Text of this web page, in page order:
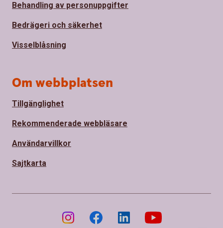
Behandling av personuppgifter
Bedrägeri och säkerhet
Visselblåsning
Om webbplatsen
Tillgänglighet
Rekommenderade webbläsare
Användarvillkor
Sajtkarta